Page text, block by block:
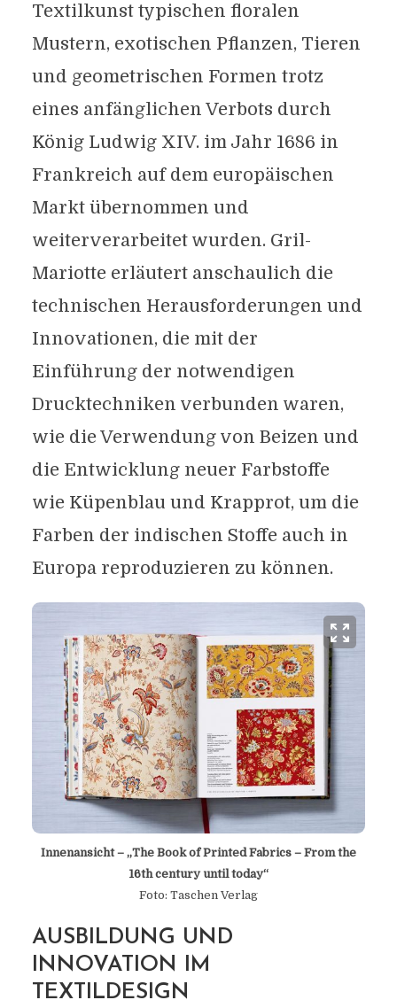
Textilkunst typischen floralen
Mustern, exotischen Pflanzen, Tieren
und geometrischen Formen trotz
eines anfänglichen Verbots durch
König Ludwig XIV. im Jahr 1686 in
Frankreich auf dem europäischen
Markt übernommen und
weiterverarbeitet wurden. Gril-
Mariotte erläutert anschaulich die
technischen Herausforderungen und
Innovationen, die mit der
Einführung der notwendigen
Drucktechniken verbunden waren,
wie die Verwendung von Beizen und
die Entwicklung neuer Farbstoffe
wie Küpenblau und Krapprot, um die
Farben der indischen Stoffe auch in
Europa reproduzieren zu können.
Innenansicht – „The Book of Printed Fabrics – From the
16th century until today“
Foto: Taschen Verlag
AUSBILDUNG UND
INNOVATION IM
TEXTILDESIGN